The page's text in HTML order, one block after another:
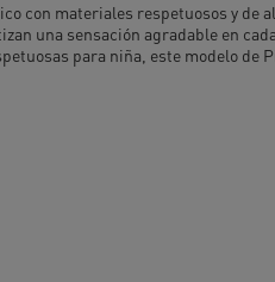
con materiales respetuosos y de
una sensación agradable en
para niña, este modelo de